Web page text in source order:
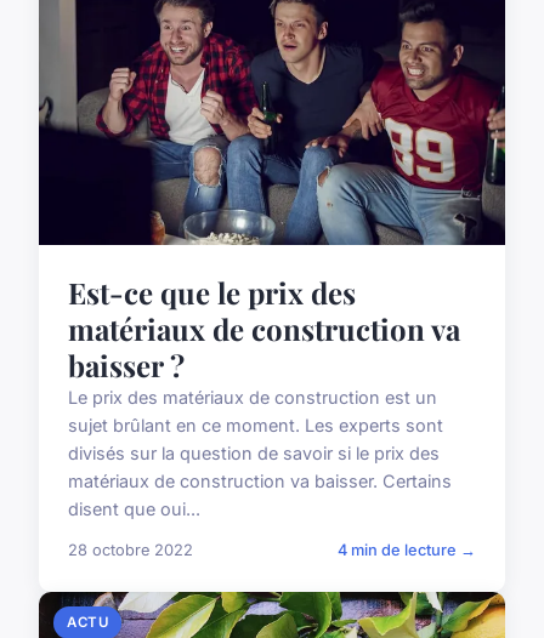
Est-ce que le prix des
matériaux de construction va
baisser ?
Le prix des matériaux de construction est un
sujet brûlant en ce moment. Les experts sont
divisés sur la question de savoir si le prix des
matériaux de construction va baisser. Certains
disent que oui...
28 octobre 2022 4 min de lecture →
ACTU